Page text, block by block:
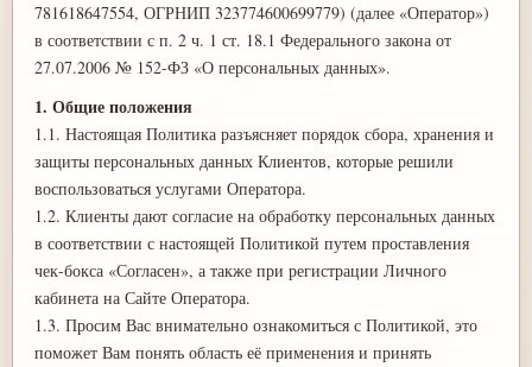
781618647554, ОГРНИП 323774600699779) (далее «Оператор»)
в соответствии с п. 2 ч. 1 ст. 18.1 Федерального закона от
27.07.2006 № 152-ФЗ «О персональных данных».
1. Общие положения
1.1. Настоящая Политика разъясняет порядок сбора, хранения и
защиты персональных данных Клиентов, которые решили
воспользоваться услугами Оператора.
1.2. Клиенты дают согласие на обработку персональных данных
в соответствии с настоящей Политикой путем проставления
чек-бокса «Согласен», а также при регистрации Личного
кабинета на Сайте Оператора.
1.3. Просим Вас внимательно ознакомиться с Политикой, это
поможет Вам понять область её применения и принять